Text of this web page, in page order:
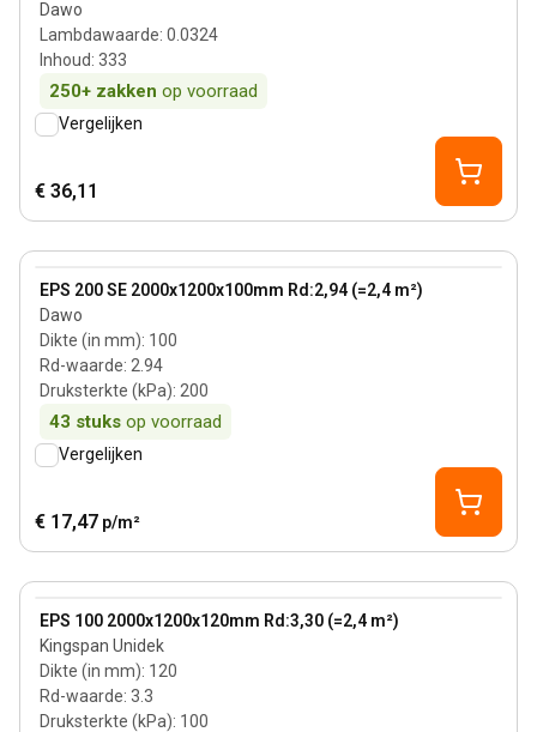
Dawo
Lambdawaarde: 0.0324
Inhoud: 333
250+ zakken op voorraad
Vergelijken
€ 36,11
EPS 200 SE 2000x1200x100mm Rd:2,94 (=2,4 m²)
Dawo
Dikte (in mm): 100
Rd-waarde: 2.94
Druksterkte (kPa): 200
43 stuks op voorraad
View product
Vergelijken
€ 17,47 p/m²
EPS 100 2000x1200x120mm Rd:3,30 (=2,4 m²)
Kingspan Unidek
Dikte (in mm): 120
Rd-waarde: 3.3
Druksterkte (kPa): 100
View product